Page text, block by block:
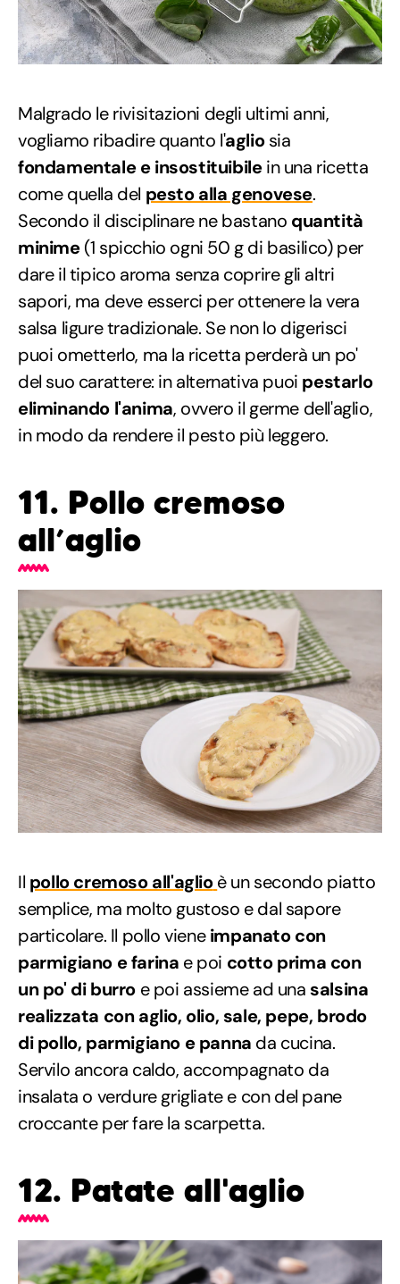
Malgrado le rivisitazioni degli ultimi anni,
vogliamo ribadire quanto l'agliosia
fondamentale e insostituibilein una ricetta
come quella del pesto alla genovese.
Secondo il disciplinare ne bastano quantità
minime(1 spicchio ogni 50 g di basilico) per
dare il tipico aroma senza coprire gli altri
sapori, ma deve esserci per ottenere la vera
salsa ligure tradizionale. Se non lo digerisci
puoi ometterlo, ma la ricetta perderà un po'
del suo carattere: in alternativa puoi pestarlo
eliminando l'anima, ovvero il germe dell'aglio,
in modo da rendere il pesto più leggero.
11. Pollo cremoso
all’aglio
Il pollo cremoso all'aglio è un secondo piatto
semplice, ma molto gustoso e dal sapore
particolare. Il pollo vieneimpanato con
parmigiano e farina e poi cotto prima con
un po' di burro e poi assieme ad una salsina
realizzata con aglio, olio, sale, pepe, brodo
di pollo, parmigiano e panna da cucina.
Servilo ancora caldo, accompagnato da
insalata o verdure grigliate e con del pane
croccante per fare la scarpetta.
12. Patate all'aglio